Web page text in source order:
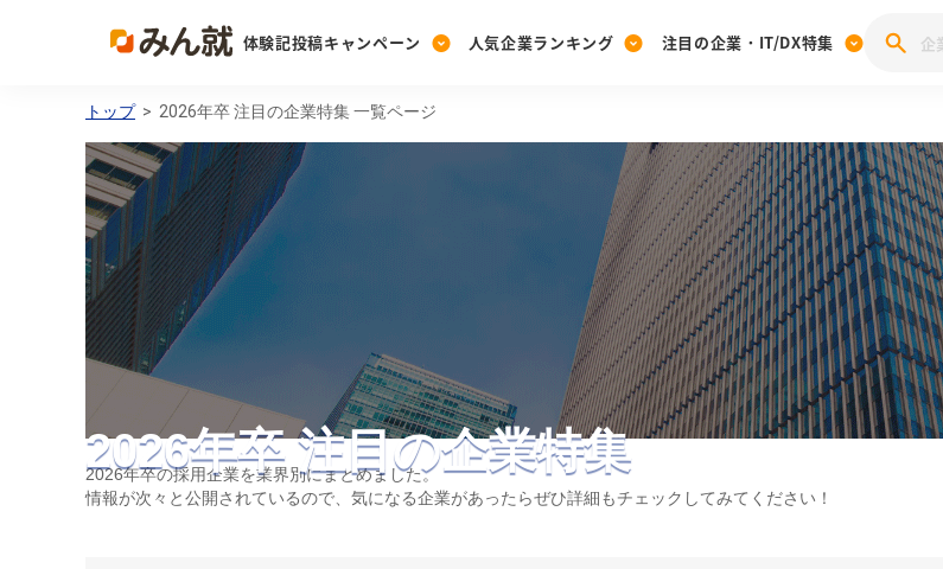
体験記投稿キャンペーン
Post [27卒] 本選考体験記投稿キャンペーン
人気企業ランキング
Ranking みんなのIT業界新卒就職人気企業ランキ
みんなのDX企業就職ブランド調査
みんなのIT業界新卒就職人気企業ランキ
注目の企業・IT/DX特集
PickUp
28卒 注目企業特集 27卒 注目企業特
注目のIT・DX企業特集
28卒 IT・DX企業特集 27卒 IT・DX
動画で知ろう！業界・企業研究
トップ> 2026年卒 注目の企業特集 一覧ページ
2026年卒 注目の企業特集
2026年卒の採用企業を業界別にまとめました。
情報が次々と公開されているので、気になる企業があったらぜひ詳細もチェックしてみてください！